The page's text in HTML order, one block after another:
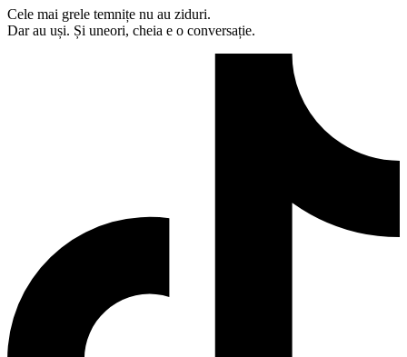
Cele mai grele temnițe nu au ziduri.
Dar au uși. Și uneori, cheia e o conversație.